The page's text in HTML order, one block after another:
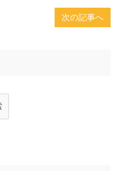
次の記事へ